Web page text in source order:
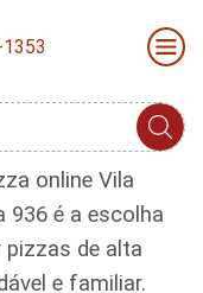
online Vila
936 é a escolha
pizzas de alta
e familiar.